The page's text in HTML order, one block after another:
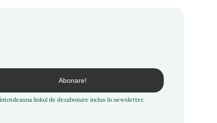
linkul de dezabonare inclus în newsletter.